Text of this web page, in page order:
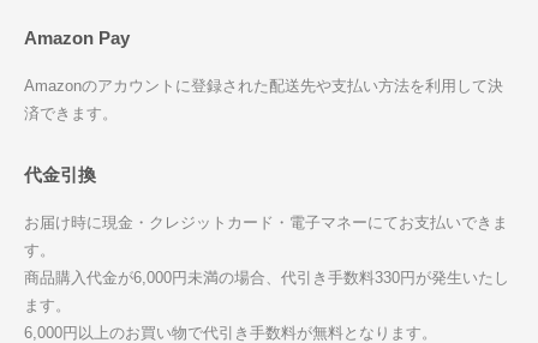
Amazon Pay
Amazonのアカウントに登録された配送先や支払い方法を利用して決
済できます。
代金引換
お届け時に現金・クレジットカード・電子マネーにてお支払いできま
す。
商品購入代金が6,000円未満の場合、代引き手数料330円が発生いたし
ます。
6,000円以上のお買い物で代引き手数料が無料となります。